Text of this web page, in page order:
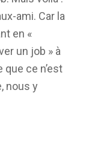
ami. Car la
en «
un job » à
ce n’est
nous y